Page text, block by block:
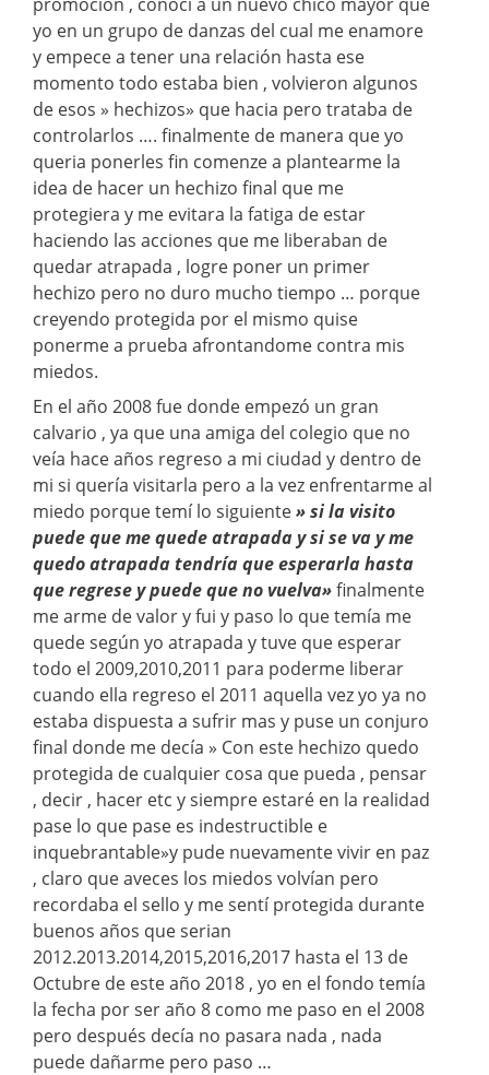
yo en un grupo de danzas del cual me enamore
y empece a tener una relación hasta ese
momento todo estaba bien , volvieron algunos
de esos » hechizos» que hacia pero trataba de
controlarlos …. finalmente de manera que yo
queria ponerles fin comenze a plantearme la
idea de hacer un hechizo final que me
protegiera y me evitara la fatiga de estar
haciendo las acciones que me liberaban de
quedar atrapada , logre poner un primer
hechizo pero no duro mucho tiempo … porque
creyendo protegida por el mismo quise
ponerme a prueba afrontandome contra mis
miedos.
En el año 2008 fue donde empezó un gran
calvario , ya que una amiga del colegio que no
veía hace años regreso a mi ciudad y dentro de
mi si quería visitarla pero a la vez enfrentarme al
miedo porque temí lo siguiente» si la visito
puede que me quede atrapada y si se va y me
quedo atrapada tendría que esperarla hasta
que regrese y puede que no vuelva»finalmente
me arme de valor y fui y paso lo que temía me
quede según yo atrapada y tuve que esperar
todo el 2009,2010,2011 para poderme liberar
cuando ella regreso el 2011 aquella vez yo ya no
estaba dispuesta a sufrir mas y puse un conjuro
final donde me decía » Con este hechizo quedo
protegida de cualquier cosa que pueda , pensar
, decir , hacer etc y siempre estaré en la realidad
pase lo que pase es indestructible e
inquebrantable»y pude nuevamente vivir en paz
, claro que aveces los miedos volvían pero
recordaba el sello y me sentí protegida durante
buenos años que serian
2012.2013.2014,2015,2016,2017 hasta el 13 de
Octubre de este año 2018 , yo en el fondo temía
la fecha por ser año 8 como me paso en el 2008
pero después decía no pasara nada , nada
puede dañarme pero paso …